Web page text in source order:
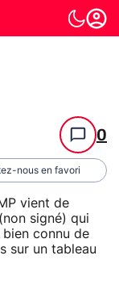
0
nous en favori
vient de
signé) qui
connu de
sur un tableau